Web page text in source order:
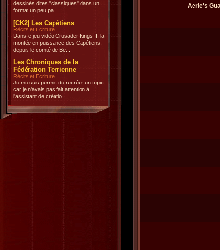
dessinés dites "classiques" dans un
format un peu pa...
[CK2] Les Capétiens
Récits et Ecriture
Dans le jeu vidéo Crusader Kings II, la
montée en puissance des Capétiens,
depuis le comté de Be...
Les Chroniques de la
Fédération Terrienne
Récits et Ecriture
Je me suis permis de recréer un topic
car je n'avais pas fait attention à
l'assistant de créatio...
Aerie's